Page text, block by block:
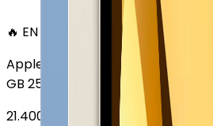
🔥 EN ÇOK SATAN
Apple MacBook Air 13" (13-inch,
GB 256 GB Altın
21.400
başlayan fiyatlar